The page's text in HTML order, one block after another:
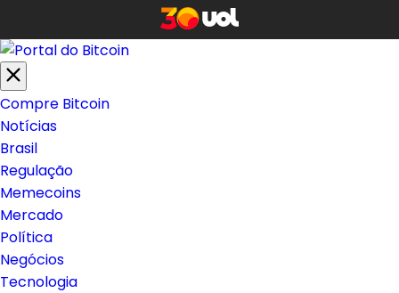
Compre Bitcoin
Notícias
Brasil
Regulação
Memecoins
Mercado
Política
Negócios
Tecnologia